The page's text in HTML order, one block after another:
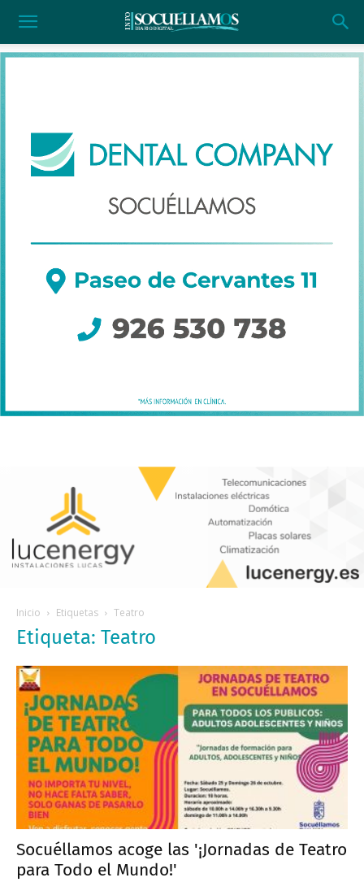
Inicio Etiquetas Teatro
Etiqueta: Teatro
Socuéllamos acoge las '¡Jornadas de Teatro
para Todo el Mundo!'